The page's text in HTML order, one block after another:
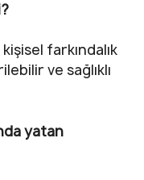
farkındalık
ve sağlıklı
yatan